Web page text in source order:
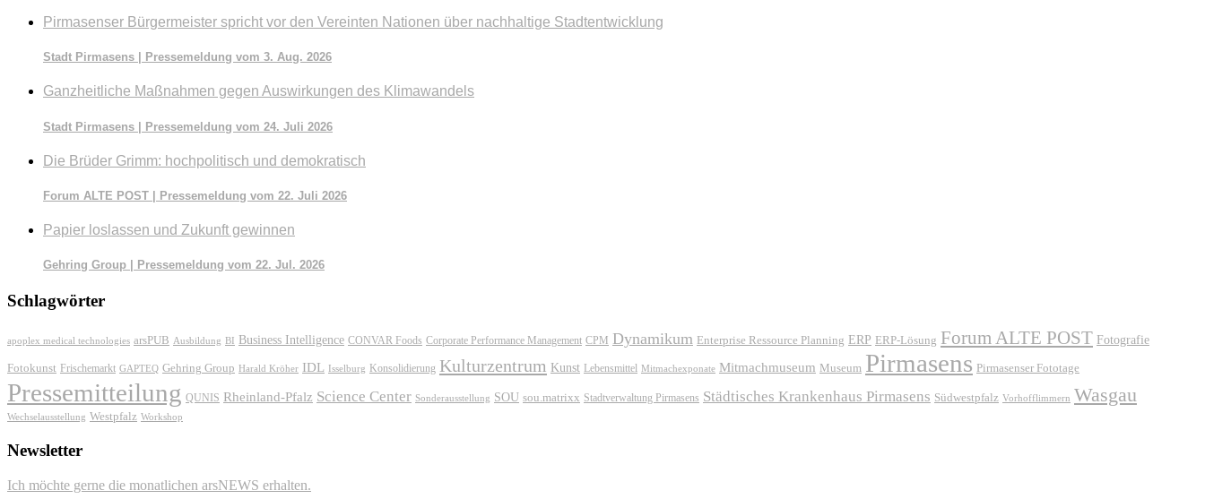
Pirmasenser Bürgermeister spricht vor den Vereinten Nationen über nachhaltige Stadtentwicklung
Stadt Pirmasens | Pressemeldung vom 3. Aug. 2026
Ganzheitliche Maßnahmen gegen Auswirkungen des Klimawandels
Stadt Pirmasens | Pressemeldung vom 24. Juli 2026
Die Brüder Grimm: hochpolitisch und demokratisch
Forum ALTE POST | Pressemeldung vom 22. Juli 2026
Papier loslassen und Zukunft gewinnen
Gehring Group | Pressemeldung vom 22. Jul. 2026
Schlagwörter
apoplex medical technologies arsPUB Ausbildung BI Business Intelligence CONVAR Foods Corporate Performance Management CPM Dynamikum Enterprise Ressource Planning ERP ERP-Lösung Forum ALTE POST Fotografie
Fotokunst Frischemarkt GAPTEQ Gehring Group Harald Kröher IDL Isselburg Konsolidierung Kulturzentrum Kunst Lebensmittel Mitmachexponate Mitmachmuseum Museum Pirmasens Pirmasenser Fototage
Pressemitteilung QUNIS Rheinland-Pfalz Science Center Sonderausstellung SOU sou.matrixx Stadtverwaltung Pirmasens Städtisches Krankenhaus Pirmasens Südwestpfalz Vorhofflimmern Wasgau
Wechselausstellung Westpfalz Workshop
Newsletter
Ich möchte gerne die monatlichen arsNEWS erhalten.